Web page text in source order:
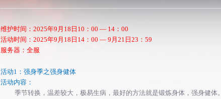
维护时间： 2025年9 月 18 日 10：00 — 14：00
活动时间： 2025年9 月 18 日 14：00 — 9 月 21 日 23：59
服务器：全服
活动1：强身季之强身健体
活动内容：
季节转换，温差较大，极易生病，最好的方法就是锻炼身体，强身健体。